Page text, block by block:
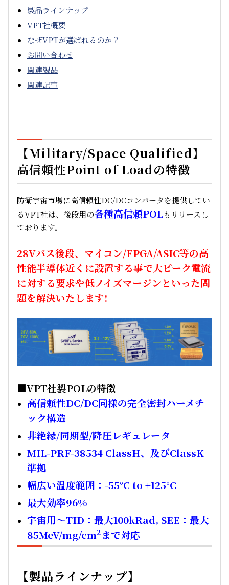
製品ラインナップ
VPT社概要
なぜVPTが選ばれるのか？
お問い合わせ
関連製品
関連記事
【Military/Space Qualified】
高信頼性Point of Loadの特徴
防衛宇宙市場に高信頼性DC/DCコンバータを提供してい
るVPT社は、後段用の各種高信頼POLもリリースし
ております。
28Vバス後段、マイコン/FPGA/ASIC等の高
性能半導体近くに設置する事で大ピーク電流
に対する要求や低ノイズマージンといった問
題を解決いたします!
■VPT社製POLの特徴
高信頼性DC/DC同様の完全密封ハーメチ
ック構造
非絶縁/同期型/降圧レギュレータ
MIL-PRF-38534 ClassH、及びClassK
準拠
幅広い温度範囲：-55°C to +125°C
最大効率96%
宇宙用～TID：最大100kRad, SEE：最大
85MeV/mg/cm2 まで対応
【製品ラインナップ】